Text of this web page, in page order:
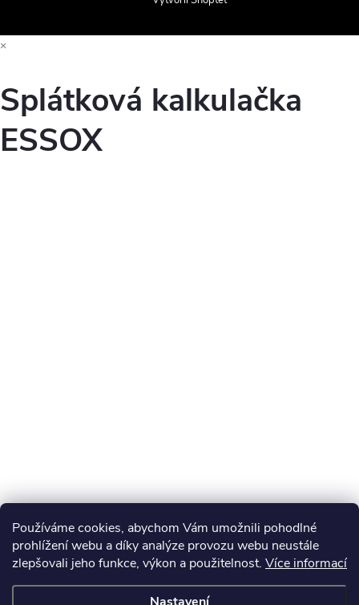
Používáme cookies, abychom Vám umožnili pohodlné
prohlížení webu a díky analýze provozu webu neustále
zlepšovali jeho funkce, výkon a použitelnost. Více informací
×
Splátková kalkulačka
ESSOX